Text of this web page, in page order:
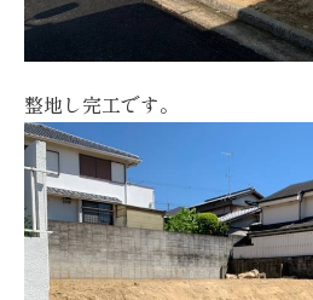
整地し完工です。